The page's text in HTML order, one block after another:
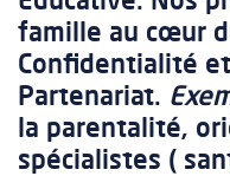
famille au cœur
Confidentialité
Partenariat.
la parentalité,
spécialistes (